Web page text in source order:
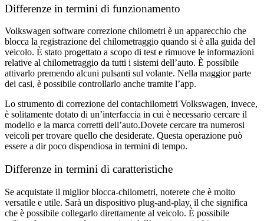
Differenze in termini di funzionamento
Volkswagen software correzione chilometri è un apparecchio che
blocca la registrazione del chilometraggio quando si è alla guida del
veicolo. È stato progettato a scopo di test e rimuove le informazioni
relative al chilometraggio da tutti i sistemi dell’auto. È possibile
attivarlo premendo alcuni pulsanti sul volante. Nella maggior parte
dei casi, è possibile controllarlo anche tramite l’app.
Lo strumento di correzione del contachilometri Volkswagen, invece,
è solitamente dotato di un’interfaccia in cui è necessario cercare il
modello e la marca corretti dell’auto.Dovete cercare tra numerosi
veicoli per trovare quello che desiderate. Questa operazione può
essere a dir poco dispendiosa in termini di tempo.
Differenze in termini di caratteristiche
Se acquistate il miglior blocca-chilometri, noterete che è molto
versatile e utile. Sarà un dispositivo plug-and-play, il che significa
che è possibile collegarlo direttamente al veicolo. È possibile